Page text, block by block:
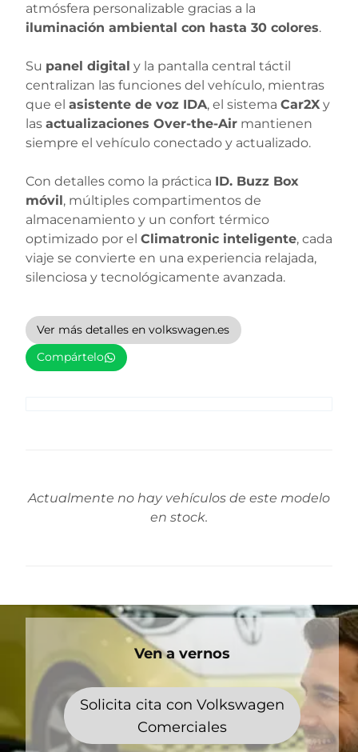
atmósfera personalizable gracias a la
iluminación ambiental con hasta 30 colores.
Su panel digital y la pantalla central táctil
centralizan las funciones del vehículo, mientras
que el asistente de voz IDA, el sistema Car2X y
las actualizaciones Over-the-Air mantienen
siempre el vehículo conectado y actualizado.
Con detalles como la práctica ID. Buzz Box
móvil, múltiples compartimentos de
almacenamiento y un confort térmico
optimizado por el Climatronic inteligente, cada
viaje se convierte en una experiencia relajada,
silenciosa y tecnológicamente avanzada.
Ver más detalles en volkswagen.es
Compártelo
Actualmente no hay vehículos de este modelo
en stock.
Ven a vernos
Solicita cita con Volkswagen
Comerciales